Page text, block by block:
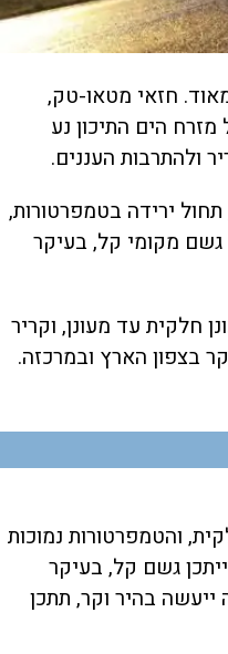
חזאי מטאו-טק,
הים התיכון נע
ולהתרבות העננים.
ירידה בטמפרטורות,
גשם מקומי קל, בעיקר
חלקית עד מעונן, וקריר
בצפון הארץ ובמרכזה.
והטמפרטורות נמוכות
גשם קל, בעיקר
ייעשה בהיר וקר, תתכן